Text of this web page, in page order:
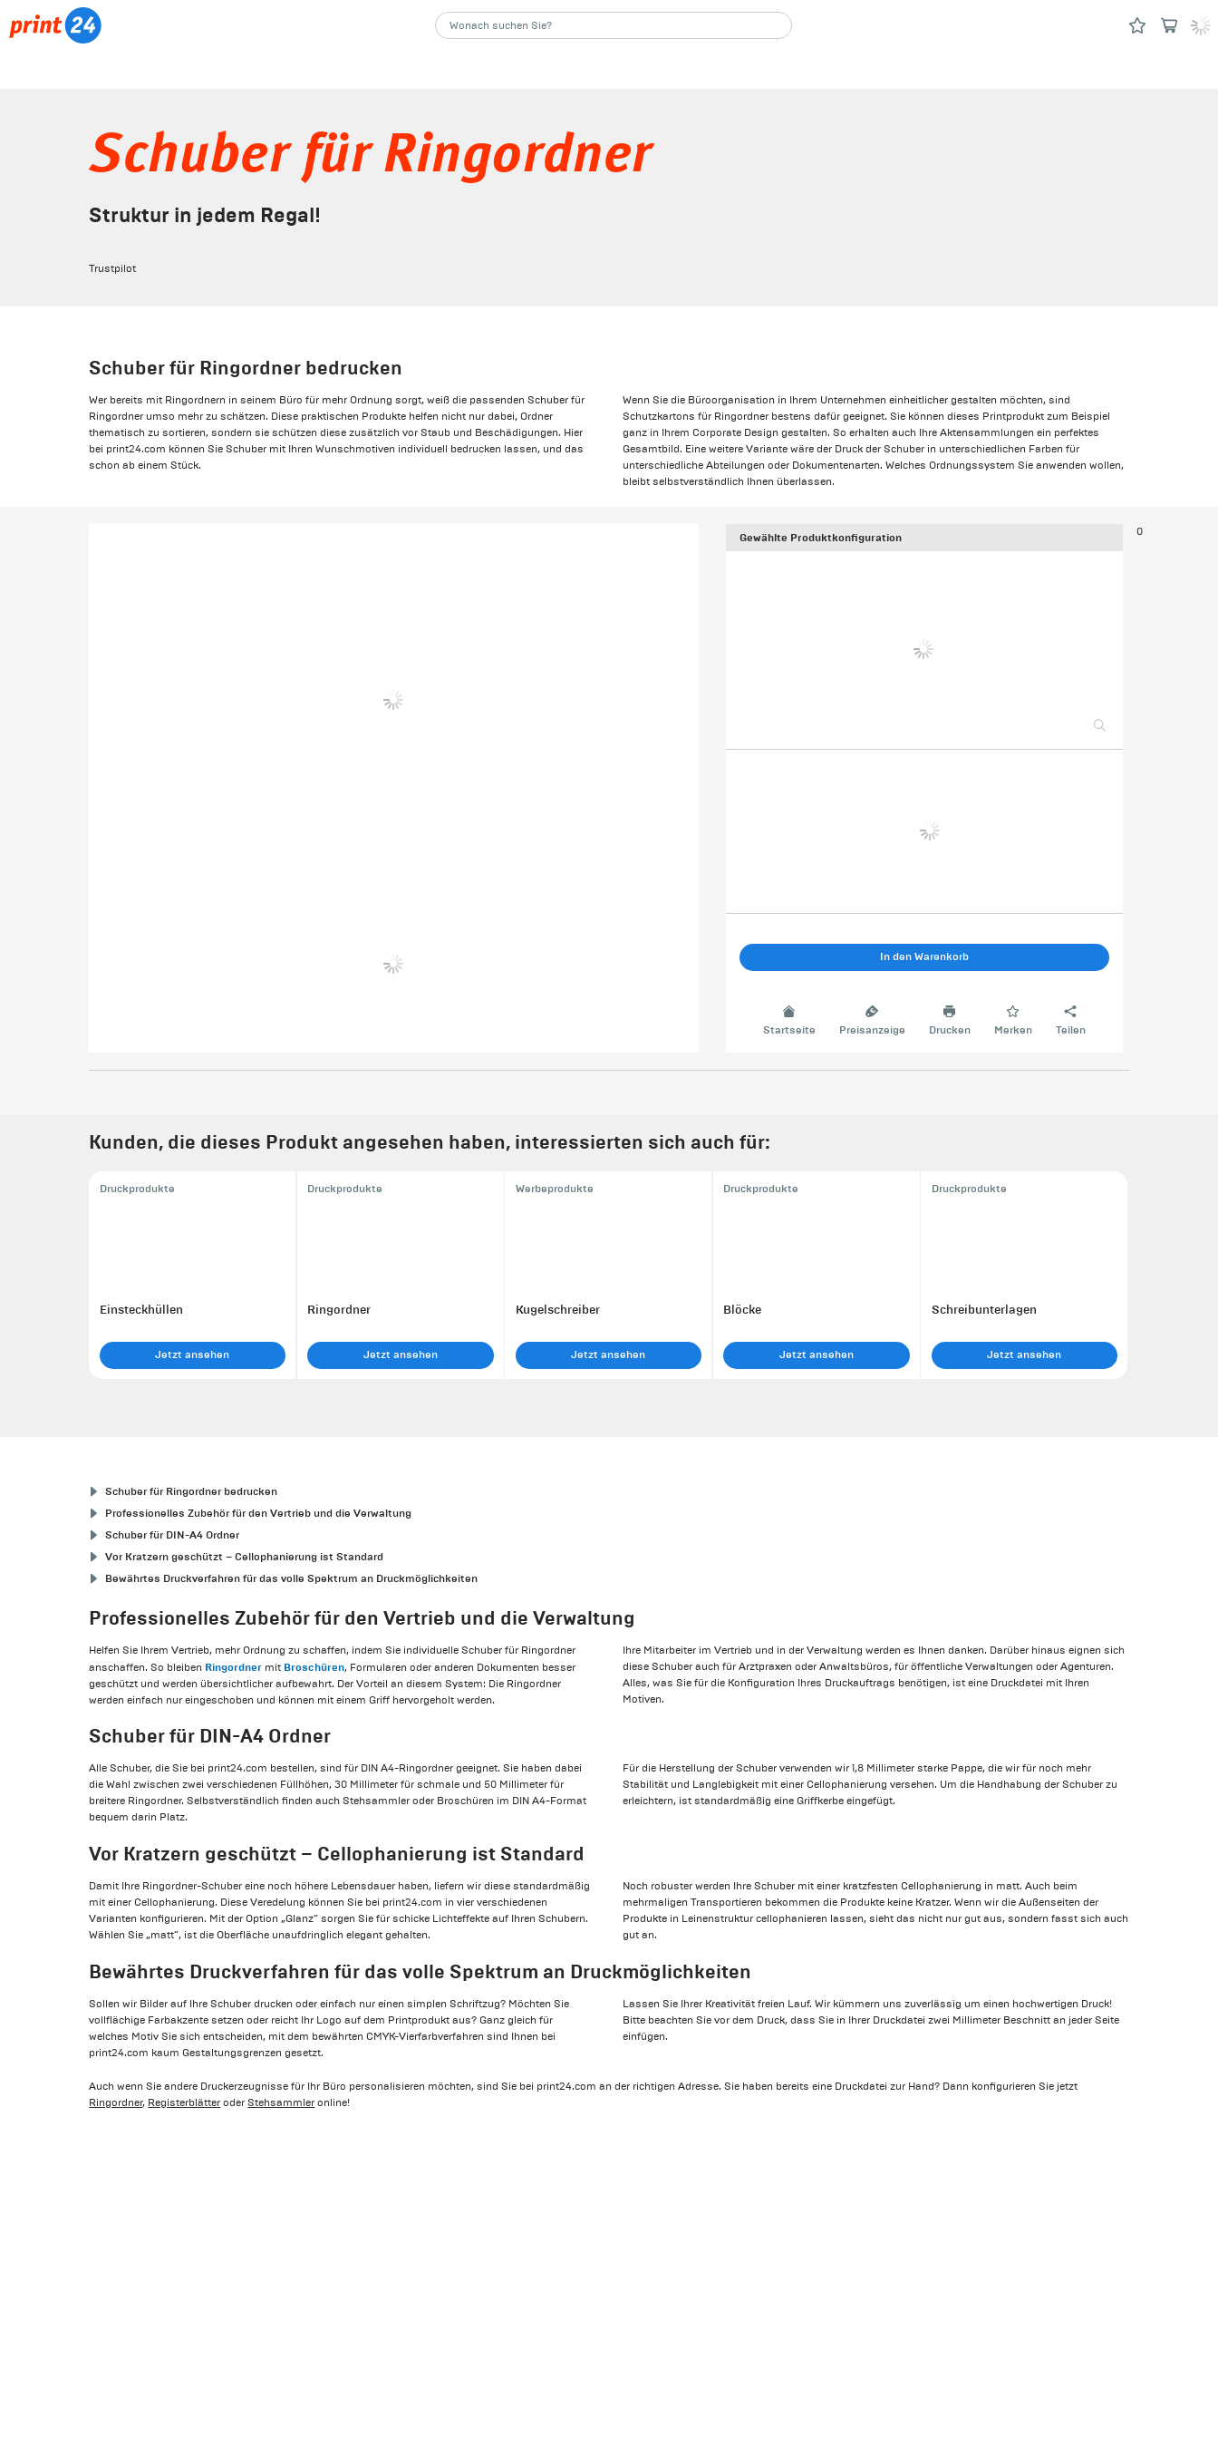
Schuber für Ringordner
Struktur in jedem Regal!
Trustpilot
Schuber für Ringordner bedrucken
Wer bereits mit Ringordnern in seinem Büro für mehr Ordnung sorgt, weiß die passenden Schuber für
Ringordner umso mehr zu schätzen. Diese praktischen Produkte helfen nicht nur dabei, Ordner
thematisch zu sortieren, sondern sie schützen diese zusätzlich vor Staub und Beschädigungen. Hier
bei print24.com können Sie Schuber mit Ihren Wunschmotiven individuell bedrucken lassen, und das
schon ab einem Stück.
Wenn Sie die Büroorganisation in Ihrem Unternehmen einheitlicher gestalten möchten, sind
Schutzkartons für Ringordner bestens dafür geeignet. Sie können dieses Printprodukt zum Beispiel
ganz in Ihrem Corporate Design gestalten. So erhalten auch Ihre Aktensammlungen ein perfektes
Gesamtbild. Eine weitere Variante wäre der Druck der Schuber in unterschiedlichen Farben für
unterschiedliche Abteilungen oder Dokumentenarten. Welches Ordnungssystem Sie anwenden wollen,
bleibt selbstverständlich Ihnen überlassen.
Gewählte Produktkonfiguration
In den Warenkorb
Startseite Preisanzeige Drucken Merken Teilen
0
Kunden, die dieses Produkt angesehen haben, interessierten sich auch für:
Druckprodukte
Einsteckhüllen
Jetzt ansehen
Druckprodukte
Ringordner
Jetzt ansehen
Werbeprodukte
Kugelschreiber
Jetzt ansehen
Druckprodukte
Blöcke
Jetzt ansehen
Druckprodukte
Schreibunterlagen
Jetzt ansehen
Schuber für Ringordner bedrucken
Professionelles Zubehör für den Vertrieb und die Verwaltung
Schuber für DIN-A4 Ordner
Vor Kratzern geschützt – Cellophanierung ist Standard
Bewährtes Druckverfahren für das volle Spektrum an Druckmöglichkeiten
Professionelles Zubehör für den Vertrieb und die Verwaltung
Helfen Sie Ihrem Vertrieb, mehr Ordnung zu schaffen, indem Sie individuelle Schuber für Ringordner
anschaffen. So bleiben Ringordner mit Broschüren, Formularen oder anderen Dokumenten besser
geschützt und werden übersichtlicher aufbewahrt. Der Vorteil an diesem System: Die Ringordner
werden einfach nur eingeschoben und können mit einem Griff hervorgeholt werden.
Ihre Mitarbeiter im Vertrieb und in der Verwaltung werden es Ihnen danken. Darüber hinaus eignen sich
diese Schuber auch für Arztpraxen oder Anwaltsbüros, für öffentliche Verwaltungen oder Agenturen.
Alles, was Sie für die Konfiguration Ihres Druckauftrags benötigen, ist eine Druckdatei mit Ihren
Motiven.
Schuber für DIN-A4 Ordner
Alle Schuber, die Sie bei print24.com bestellen, sind für DIN A4-Ringordner geeignet. Sie haben dabei
die Wahl zwischen zwei verschiedenen Füllhöhen, 30 Millimeter für schmale und 50 Millimeter für
breitere Ringordner. Selbstverständlich finden auch Stehsammler oder Broschüren im DIN A4-Format
bequem darin Platz.
Für die Herstellung der Schuber verwenden wir 1,8 Millimeter starke Pappe, die wir für noch mehr
Stabilität und Langlebigkeit mit einer Cellophanierung versehen. Um die Handhabung der Schuber zu
erleichtern, ist standardmäßig eine Griffkerbe eingefügt.
Vor Kratzern geschützt – Cellophanierung ist Standard
Damit Ihre Ringordner-Schuber eine noch höhere Lebensdauer haben, liefern wir diese standardmäßig
mit einer Cellophanierung. Diese Veredelung können Sie bei print24.com in vier verschiedenen
Varianten konfigurieren. Mit der Option „Glanz“ sorgen Sie für schicke Lichteffekte auf Ihren Schubern.
Wählen Sie „matt“, ist die Oberfläche unaufdringlich elegant gehalten.
Noch robuster werden Ihre Schuber mit einer kratzfesten Cellophanierung in matt. Auch beim
mehrmaligen Transportieren bekommen die Produkte keine Kratzer. Wenn wir die Außenseiten der
Produkte in Leinenstruktur cellophanieren lassen, sieht das nicht nur gut aus, sondern fasst sich auch
gut an.
Bewährtes Druckverfahren für das volle Spektrum an Druckmöglichkeiten
Sollen wir Bilder auf Ihre Schuber drucken oder einfach nur einen simplen Schriftzug? Möchten Sie
vollflächige Farbakzente setzen oder reicht Ihr Logo auf dem Printprodukt aus? Ganz gleich für
welches Motiv Sie sich entscheiden, mit dem bewährten CMYK-Vierfarbverfahren sind Ihnen bei
print24.com kaum Gestaltungsgrenzen gesetzt.
Lassen Sie Ihrer Kreativität freien Lauf. Wir kümmern uns zuverlässig um einen hochwertigen Druck!
Bitte beachten Sie vor dem Druck, dass Sie in Ihrer Druckdatei zwei Millimeter Beschnitt an jeder Seite
einfügen.
Auch wenn Sie andere Druckerzeugnisse für Ihr Büro personalisieren möchten, sind Sie bei print24.com an der richtigen Adresse. Sie haben bereits eine Druckdatei zur Hand? Dann konfigurieren Sie jetzt
Ringordner, Registerblätter oderStehsammler online!